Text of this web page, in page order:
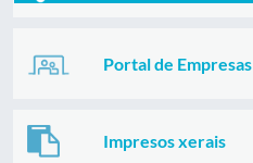
Portal de Empresas
Impresos xerais